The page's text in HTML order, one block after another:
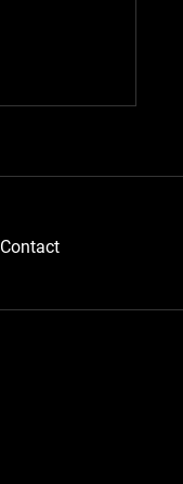
​Contact